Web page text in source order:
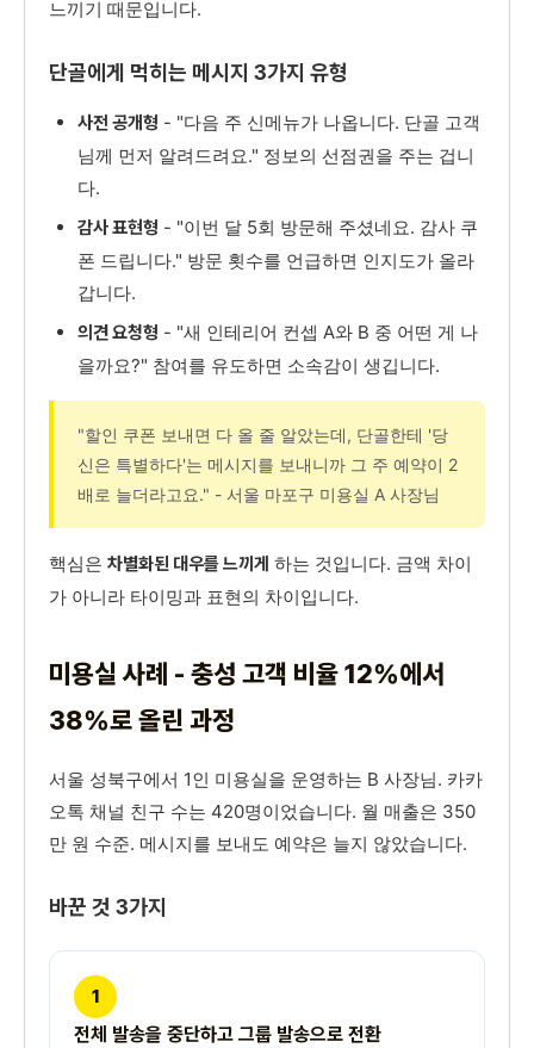
느끼기 때문입니다.
단골에게 먹히는 메시지 3가지 유형
사전 공개형 - "다음 주 신메뉴가 나옵니다. 단골 고객
님께 먼저 알려드려요." 정보의 선점권을 주는 겁니
다.
감사 표현형 - "이번 달 5회 방문해 주셨네요. 감사 쿠
폰 드립니다." 방문 횟수를 언급하면 인지도가 올라
갑니다.
의견 요청형 - "새 인테리어 컨셉 A와 B 중 어떤 게 나
을까요?" 참여를 유도하면 소속감이 생깁니다.
"할인 쿠폰 보내면 다 올 줄 알았는데, 단골한테 '당
신은 특별하다'는 메시지를 보내니까 그 주 예약이 2
배로 늘더라고요." - 서울 마포구 미용실 A 사장님
핵심은 차별화된 대우를 느끼게 하는 것입니다. 금액 차이
가 아니라 타이밍과 표현의 차이입니다.
미용실 사례 - 충성 고객 비율 12%에서
38%로 올린 과정
서울 성북구에서 1인 미용실을 운영하는 B 사장님. 카카
오톡 채널 친구 수는 420명이었습니다. 월 매출은 350
만 원 수준. 메시지를 보내도 예약은 늘지 않았습니다.
바꾼 것 3가지
1
전체 발송을 중단하고 그룹 발송으로 전환